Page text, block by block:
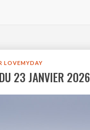
LOVEMYDAY
23 JANVIER 2026